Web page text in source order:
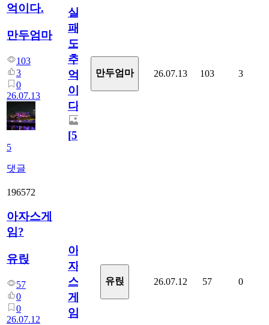
억이다.
만두엄마
103
3
0
26.07.13
5
댓글
실
패
도
추
억
이
다.
[5]
만두엄마 26.07.13 103 3
196572
아자스게
임?
유릱
57
0
0
26.07.12
아
자
스
게
임?
유릱 26.07.12 57 0